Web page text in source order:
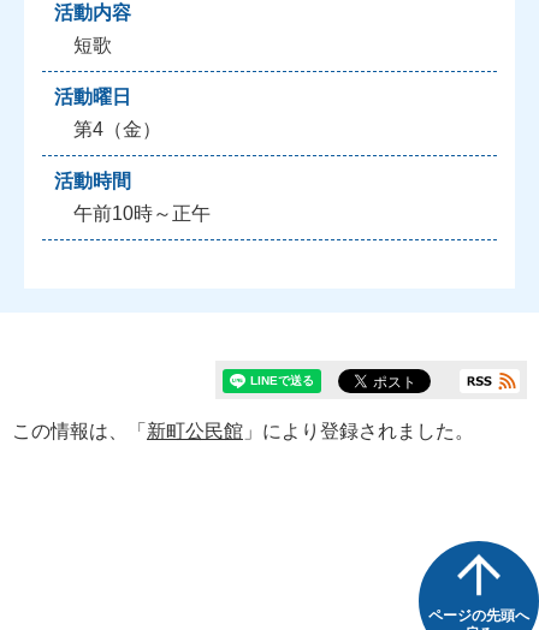
活動内容
短歌
活動曜日
第4（金）
活動時間
午前10時～正午
この情報は、「 新町公民館 」により登録されました。
ページの先頭へ